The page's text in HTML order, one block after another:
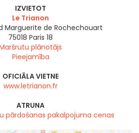
IZVIETOT
Le Trianon
Marguerite de Rochechouart
75018 Paris 18
plānotājs
Pieejamība
OFICIĀLA VIETNE
www.letrianon.fr
ATRUNA
pārdošanas pakalpojuma cenas